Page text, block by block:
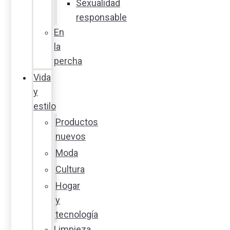
Sexualidad
responsable
En
la
percha
Vida
y
estilo
Productos
nuevos
Moda
Cultura
Hogar
y
tecnología